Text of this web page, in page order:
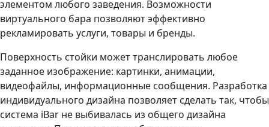
элементом любого заведения. Возможности
виртуального бара позволяют эффективно
рекламировать услуги, товары и бренды.
Поверхность стойки может транслировать любое
заданное изображение: картинки, анимации,
видеофайлы, информационные сообщения. Разработка
индивидуального дизайна позволяет сделать так, чтобы
система iBar не выбивалась из общего дизайна